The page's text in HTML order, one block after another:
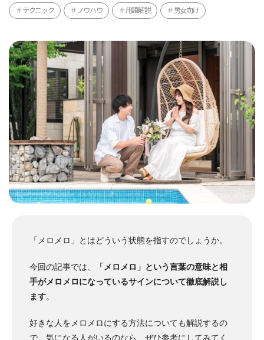
テクニック ノウハウ 用語解説 男女向け
「メロメロ」とはどういう状態を指すのでしょうか。
今回の記事では、
「メロメロ」という言葉の意味と相
手がメロメロになっているサインについて徹底解説し
ます。
好きな人をメロメロにする方法についても解説するの
で、気になる人がいるのなら、ぜひ参考にしてみてく